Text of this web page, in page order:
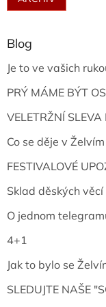
Blog
Je to ve vašich
PRÝ MÁME BÝT
VELETRŽNÍ SLEVA
Co se děje v
FESTIVALOVÉ
Sklad děských
O jednom
4+1
Jak to bylo se
SLEDUJTE NAŠE